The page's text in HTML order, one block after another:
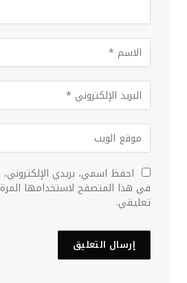
احفظ اسمي، بريدي الإلكتروني،
في هذا المتصفح لاستخدامها
تعليقي.